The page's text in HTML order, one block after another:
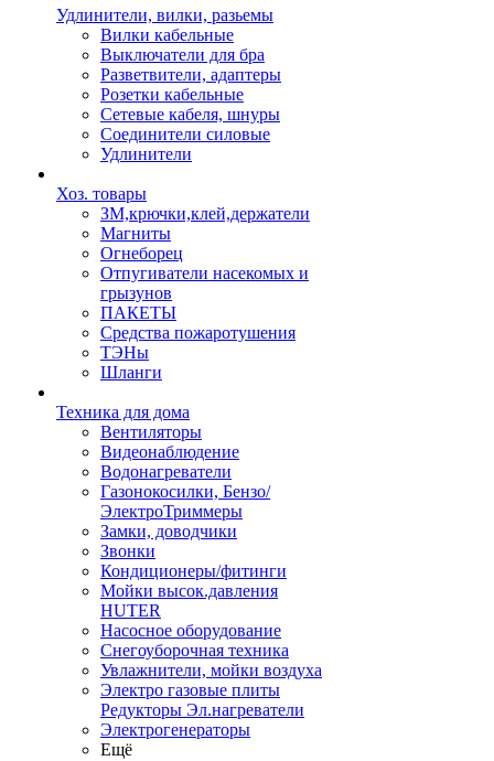
Удлинители, вилки, разьемы
Вилки кабельные
Выключатели для бра
Разветвители, адаптеры
Розетки кабельные
Сетевые кабеля, шнуры
Соединители силовые
Удлинители
Хоз. товары
ЗМ,крючки,клей,держатели
Магниты
Огнеборец
Отпугиватели насекомых и
грызунов
ПАКЕТЫ
Средства пожаротушения
ТЭНы
Шланги
Техника для дома
Вентиляторы
Видеонаблюдение
Водонагреватели
Газонокосилки, Бензо/
ЭлектроТриммеры
Замки, доводчики
Звонки
Кондиционеры/фитинги
Мойки высок.давления
HUTER
Насосное оборудование
Снегоуборочная техника
Увлажнители, мойки воздуха
Электро газовые плиты
Редукторы Эл.нагреватели
Электрогенераторы
Ещё